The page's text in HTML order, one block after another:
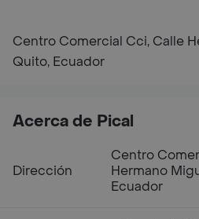
Centro Comercial Cci, Calle
Quito, Ecuador
Acerca de Pical
Dirección
Centro
Hermano
Ecuador